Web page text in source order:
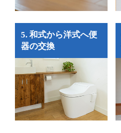
5. 和式から洋式へ便
器の交換